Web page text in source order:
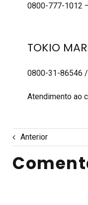
0800-777-1012
TOKIO
0800-31-86546
Atendimento ao
Anterior